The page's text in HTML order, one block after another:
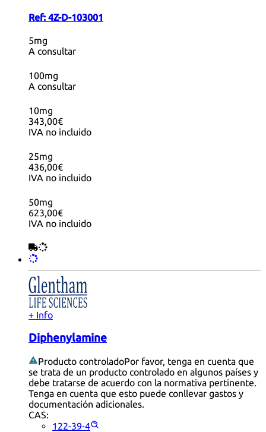
Ref: 4Z-D-103001
5mg
A consultar
100mg
A consultar
10mg
343,00€
IVA no incluido
25mg
436,00€
IVA no incluido
50mg
623,00€
IVA no incluido
+ Info
Diphenylamine
Producto controladoPor favor, tenga en cuenta que
se trata de un producto controlado en algunos países y
debe tratarse de acuerdo con la normativa pertinente.
Tenga en cuenta que esto puede conllevar gastos y
documentación adicionales.
CAS:
122-39-4